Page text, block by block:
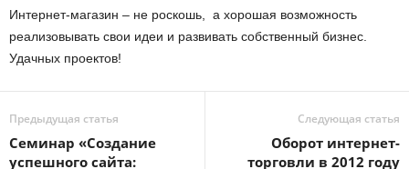
Интернет-магазин – не роскошь, а хорошая возможность
реализовывать свои идеи и развивать собственный бизнес.
Удачных проектов!
Предыдущая статья
Cеминар «Создание
успешного сайта:
Следующая статья
Оборот интернет-
торговли в 2012 году